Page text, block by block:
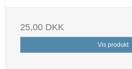
25,00 DKK
Vis produkt